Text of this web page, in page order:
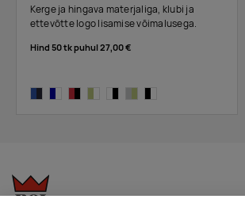
Kerge ja hingava materjaliga, klubi ja
ettevõtte logo lisamise võimalusega.
Hind 50 tk puhul27,00 €